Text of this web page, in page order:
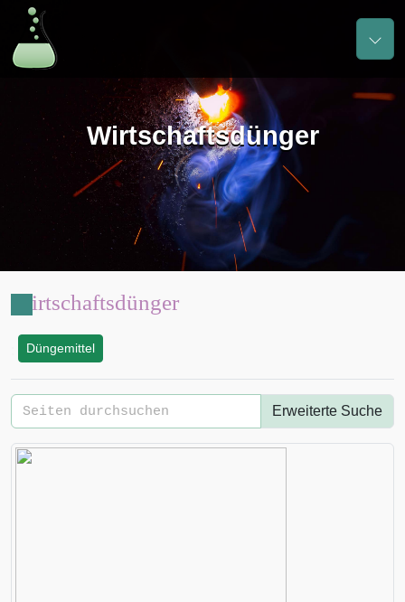
Wirtschaftsdünger
Wirtschaftsdünger
Düngemittel
Erweiterte Suche